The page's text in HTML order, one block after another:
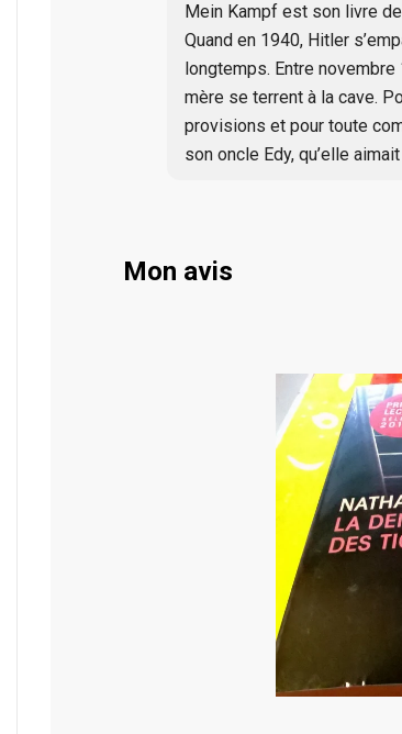
Mein Kampf est son livre
Quand en 1940, Hitler
longtemps. Entre
mère se terrent à la cave.
provisions et pour toute
son oncle Edy, qu’elle
Mon avis